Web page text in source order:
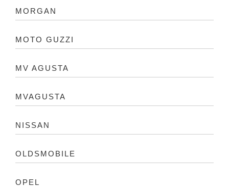
MORGAN
MOTO GUZZI
MV AGUSTA
MVAGUSTA
NISSAN
OLDSMOBILE
OPEL